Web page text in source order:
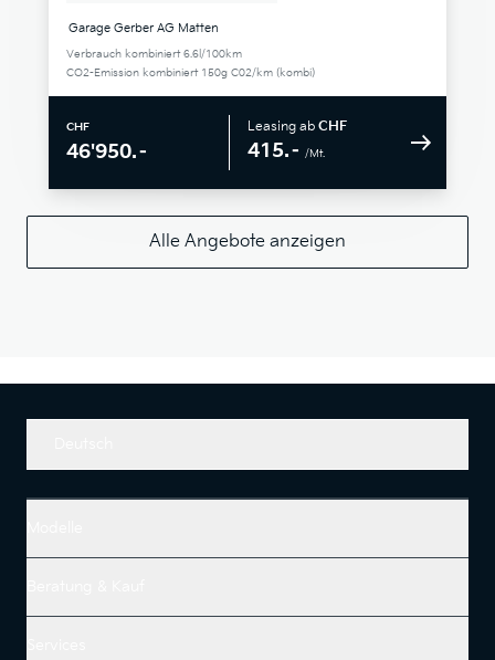
Garage Gerber AG Matten
Verbrauch kombiniert 6.6l/100km
CO2-Emission kombiniert 150g C02/km (kombi)
CHF
46'950.–
Leasing ab CHF
415.– /Mt.
Alle Angebote anzeigen